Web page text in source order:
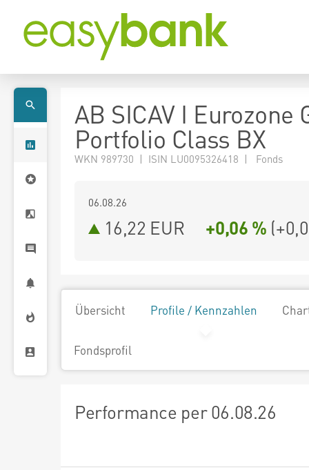
AB SICAV I Eurozone
Portfolio Class BX
WKN 989730 | ISIN LU0095326418 | Fonds
06.08.26
16,22 EUR +0,06 % (
Übersicht Profile / Kennzahlen
Fondsprofil
Performance per 06.08.26